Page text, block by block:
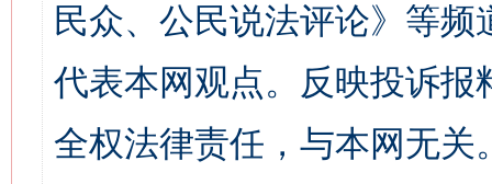
民众、公民说法评论》等
代表本网观点。反映投诉
全权法律责任，与本网无